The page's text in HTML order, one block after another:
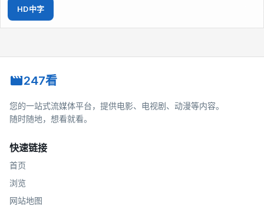
HD中字
247看
您的一站式流媒体平台，提供电影、电视剧、动漫等内容。
随时随地，想看就看。
快速链接
首页
浏览
网站地图